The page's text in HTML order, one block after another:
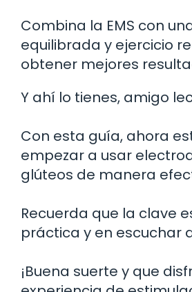
Combina la EMS con
equilibrada y ejercicio
obtener mejores
Y ahí lo tienes, amigo
Con esta guía, ahora
empezar a usar
glúteos de manera
Recuerda que la clave
práctica y en escuchar
¡Buena suerte y que